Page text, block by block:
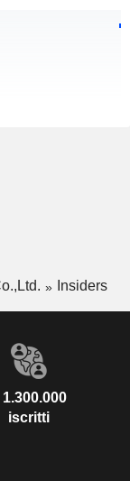
Insiders
1.300.000
iscritti